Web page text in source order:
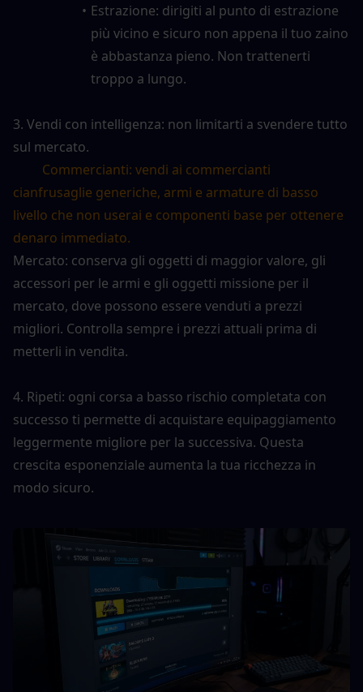
Estrazione: dirigiti al punto di estrazione
più vicino e sicuro non appena il tuo zaino
è abbastanza pieno. Non trattenerti
troppo a lungo.
3. Vendi con intelligenza: non limitarti a svendere tutto
sul mercato.
Commercianti: vendi ai commercianti
cianfrusaglie generiche, armi e armature di basso
livello che non userai e componenti base per ottenere
denaro immediato.
Mercato: conserva gli oggetti di maggior valore, gli
accessori per le armi e gli oggetti missione per il
mercato, dove possono essere venduti a prezzi
migliori. Controlla sempre i prezzi attuali prima di
metterli in vendita.
4. Ripeti: ogni corsa a basso rischio completata con
successo ti permette di acquistare equipaggiamento
leggermente migliore per la successiva. Questa
crescita esponenziale aumenta la tua ricchezza in
modo sicuro.